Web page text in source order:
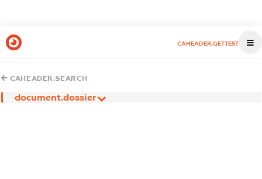
CAHEADER.GETTEST
CAHEADER.SEARCH
document.dossier